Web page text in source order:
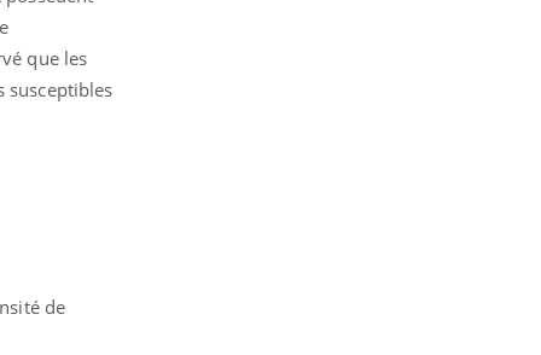
que les
susceptibles
de